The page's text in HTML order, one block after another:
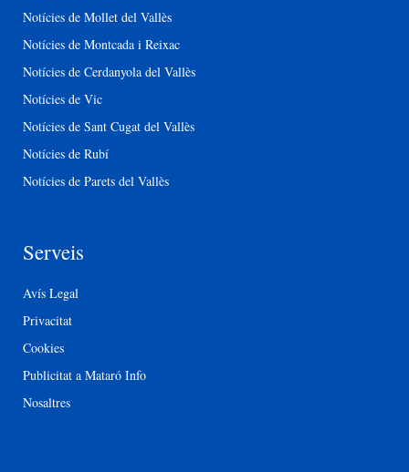
Notícies de Mollet del Vallès
Notícies de Montcada i Reixac
Notícies de Cerdanyola del Vallès
Notícies de Vic
Notícies de Sant Cugat del Vallès
Notícies de Rubí
Notícies de Parets del Vallès
Serveis
Avís Legal
Privacitat
Cookies
Publicitat a Mataró Info
Nosaltres